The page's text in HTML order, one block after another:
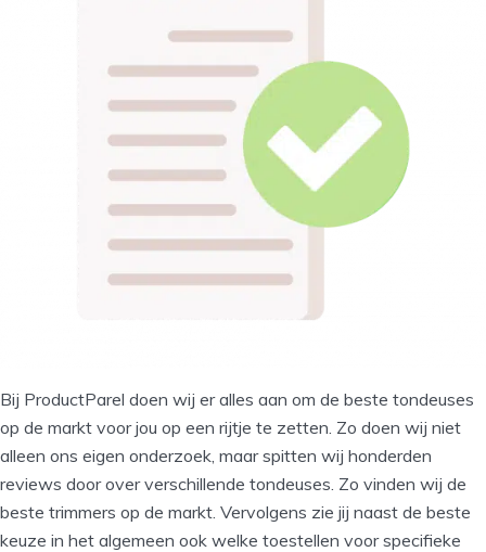
Bij ProductParel doen wij er alles aan om de beste tondeuses
op de markt voor jou op een rijtje te zetten. Zo doen wij niet
alleen ons eigen onderzoek, maar spitten wij honderden
reviews door over verschillende tondeuses. Zo vinden wij de
beste trimmers op de markt. Vervolgens zie jij naast de beste
keuze in het algemeen ook welke toestellen voor specifieke